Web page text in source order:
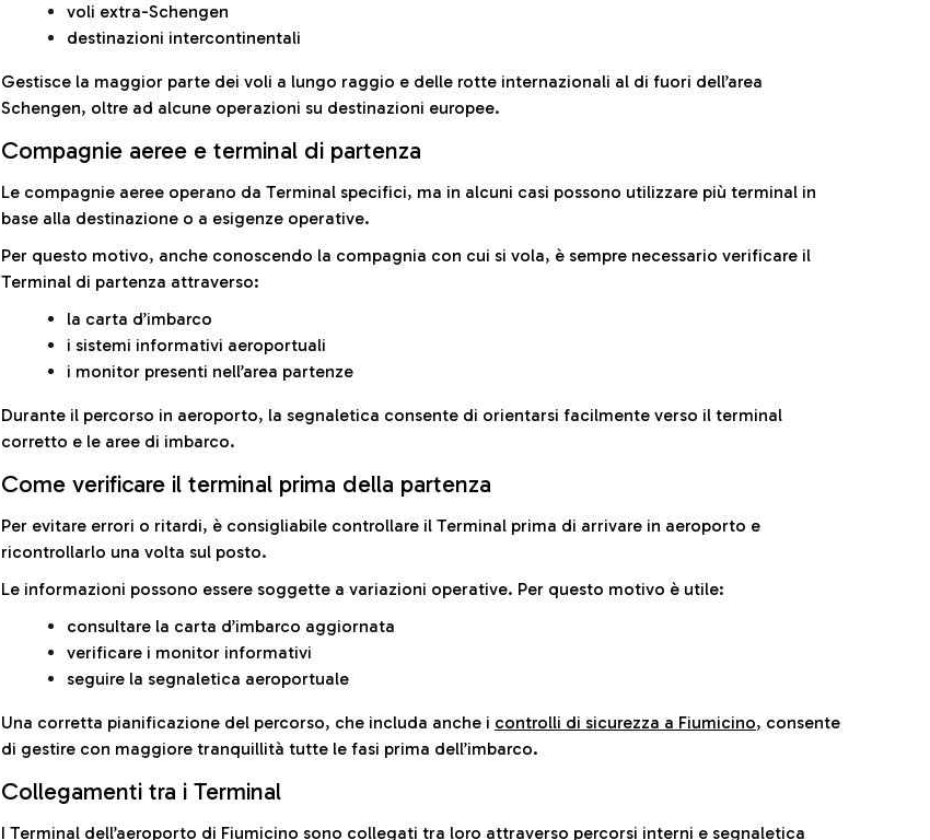
voli extra-Schengen
destinazioni intercontinentali
Gestisce la maggior parte dei voli a lungo raggio e delle rotte internazionali al di fuori dell’area
Schengen, oltre ad alcune operazioni su destinazioni europee.
Compagnie aeree e terminal di partenza
Le compagnie aeree operano da Terminal specifici, ma in alcuni casi possono utilizzare più terminal in
base alla destinazione o a esigenze operative.
Per questo motivo, anche conoscendo la compagnia con cui si vola, è sempre necessario verificare il
Terminal di partenza attraverso:
la carta d’imbarco
i sistemi informativi aeroportuali
i monitor presenti nell’area partenze
Durante il percorso in aeroporto, la segnaletica consente di orientarsi facilmente verso il terminal
corretto e le aree di imbarco.
Come verificare il terminal prima della partenza
Per evitare errori o ritardi, è consigliabile controllare il Terminal prima di arrivare in aeroporto e
ricontrollarlo una volta sul posto.
Le informazioni possono essere soggette a variazioni operative. Per questo motivo è utile:
consultare la carta d’imbarco aggiornata
verificare i monitor informativi
seguire la segnaletica aeroportuale
Una corretta pianificazione del percorso, che includa anche i controlli di sicurezza a Fiumicino, consente
di gestire con maggiore tranquillità tutte le fasi prima dell’imbarco.
Collegamenti tra i Terminal
I Terminal dell’aeroporto di Fiumicino sono collegati tra loro attraverso percorsi interni e segnaletica